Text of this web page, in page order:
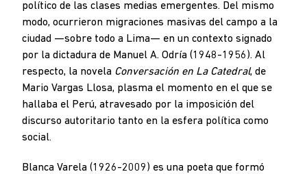
político de las clases medias emergentes. Del mismo
modo, ocurrieron migraciones masivas del campo a la
ciudad —sobre todo a Lima— en un contexto signado
por la dictadura de Manuel A. Odría (1948-1956). Al
respecto, la novela Conversación en La Catedral, de
Mario Vargas Llosa, plasma el momento en el que se
hallaba el Perú, atravesado por la imposición del
discurso autoritario tanto en la esfera política como
social.
Blanca Varela (1926-2009) es una poeta que formó